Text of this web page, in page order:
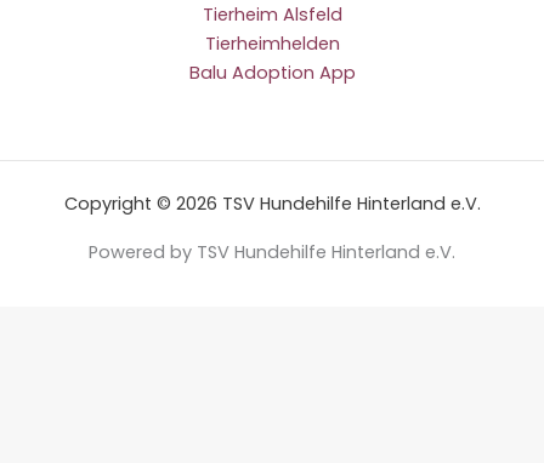
Tierheim Alsfeld
Tierheimhelden
Balu Adoption App
Copyright © 2026 TSV Hundehilfe Hinterland e.V.
Powered by TSV Hundehilfe Hinterland e.V.